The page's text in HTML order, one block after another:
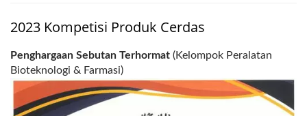
2023 Kompetisi Produk Cerdas
Penghargaan Sebutan Terhormat (Kelompok Peralatan
Bioteknologi & Farmasi)